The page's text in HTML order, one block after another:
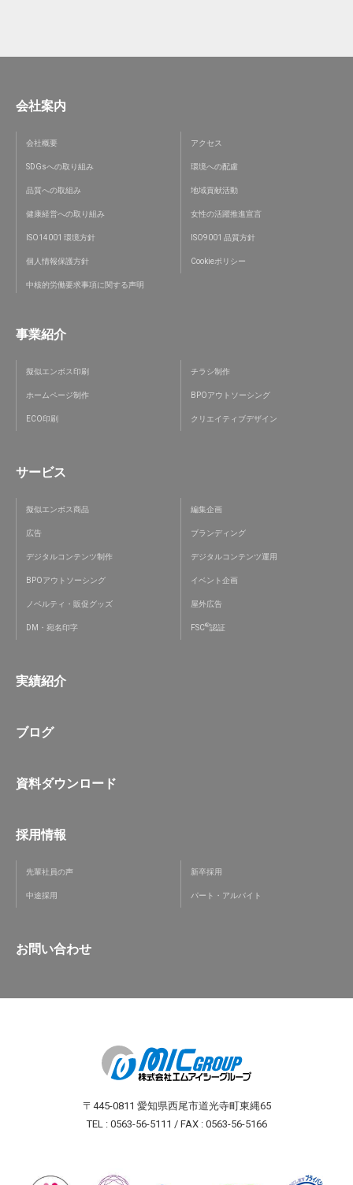
会社案内
会社概要 アクセス
SDGsへの取り組み 環境への配慮
品質への取組み 地域貢献活動
健康経営への取り組み 女性の活躍推進宣言
ISO14001 環境方針 ISO9001 品質方針
個人情報保護方針 Cookieポリシー
中核的労働要求事項に関する声明
事業紹介
擬似エンボス印刷 チラシ制作
ホームページ制作 BPOアウトソーシング
ECO印刷 クリエイティブデザイン
サービス
擬似エンボス商品 編集企画
広告 ブランディング
デジタルコンテンツ制作 デジタルコンテンツ運用
BPOアウトソーシング イベント企画
ノベルティ・販促グッズ 屋外広告
DM・宛名印字 FSC®認証
実績紹介
ブログ
資料ダウンロード
採用情報
先輩社員の声 新卒採用
中途採用 パート・アルバイト
お問い合わせ
〒445-0811 愛知県西尾市道光寺町東縄65
TEL : 0563-56-5111 / FAX : 0563-56-5166